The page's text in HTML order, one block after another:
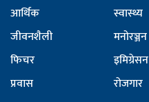
आर्थिक
जीवनशैली
फिचर
प्रवास
स्वास्थ्य
मनोरञ्जन
इमिग्रेसन
रोजगार